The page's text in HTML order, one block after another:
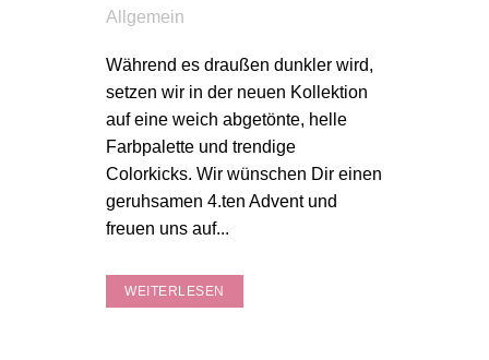
Allgemein
Während es draußen dunkler wird,
setzen wir in der neuen Kollektion
auf eine weich abgetönte, helle
Farbpalette und trendige
Colorkicks. Wir wünschen Dir einen
geruhsamen 4.ten Advent und
freuen uns auf...
WEITERLESEN